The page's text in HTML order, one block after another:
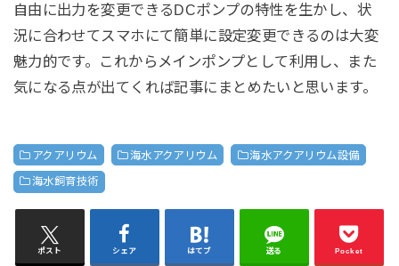
自由に出力を変更できるDCポンプの特性を生かし、状
況に合わせてスマホにて簡単に設定変更できるのは大変
魅力的です。これからメインポンプとして利用し、また
気になる点が出てくれば記事にまとめたいと思います。
アクアリウム 海水アクアリウム 海水アクアリウム設備
海水飼育技術
ポスト シェア はてブ 送る Pocket